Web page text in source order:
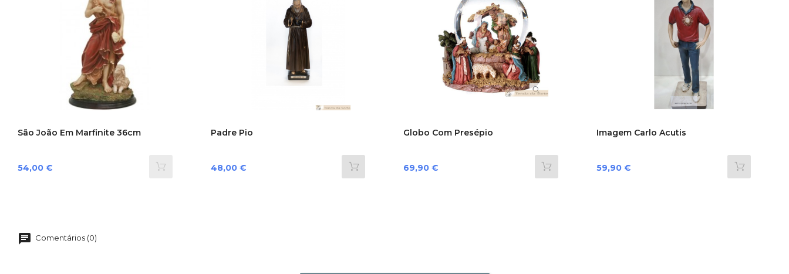
São João Em Marfinite 36cm
Preço
54,00 €
Padre Pio
Preço
48,00 €
Globo Com Presépio
Preço
69,90 €
Imagem Carlo Acutis
Preço
59,90 €
Comentários (0)